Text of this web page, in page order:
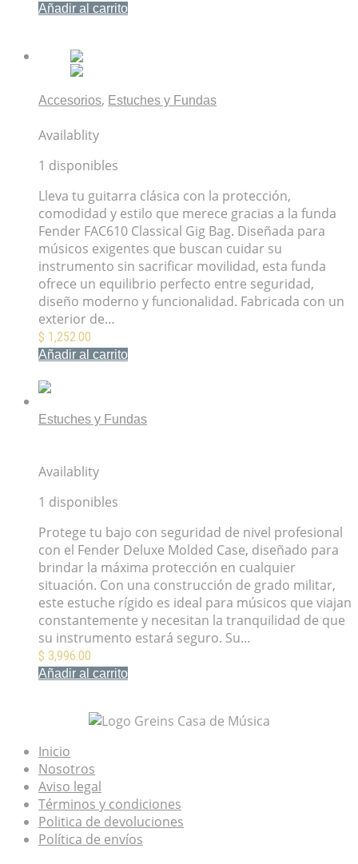
Añadir al carrito
Accesorios, Estuches y Fundas
Availablity
1 disponibles
Lleva tu guitarra clásica con la protección,
comodidad y estilo que merece gracias a la funda
Fender FAC610 Classical Gig Bag. Diseñada para
músicos exigentes que buscan cuidar su
instrumento sin sacrificar movilidad, esta funda
ofrece un equilibrio perfecto entre seguridad,
diseño moderno y funcionalidad. Fabricada con un
exterior de…
$ 1,252.00
Añadir al carrito
Estuches y Fundas
Availablity
1 disponibles
Protege tu bajo con seguridad de nivel profesional
con el Fender Deluxe Molded Case, diseñado para
brindar la máxima protección en cualquier
situación. Con una construcción de grado militar,
este estuche rígido es ideal para músicos que viajan
constantemente y necesitan la tranquilidad de que
su instrumento estará seguro. Su…
$ 3,996.00
Añadir al carrito
Inicio
Nosotros
Aviso legal
Términos y condiciones
Politica de devoluciones
Política de envíos